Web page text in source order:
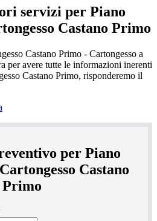
servizi per Piano
Castano Primo
per Piano
Castano
Primo